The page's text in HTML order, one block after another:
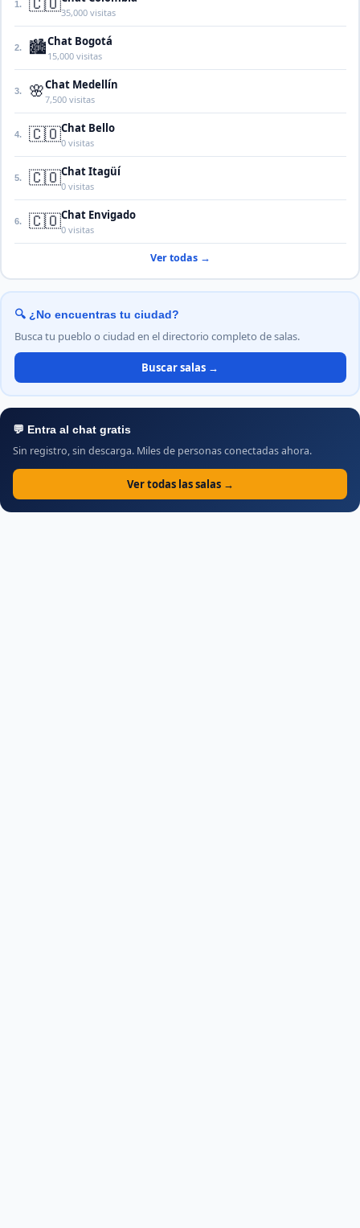
1.
35,000 visitas
2. 🏙️Chat Bogotá
15,000 visitas
3. 🌸Chat Medellín
7,500 visitas
4. 🇨🇴Chat Bello
0 visitas
5. 🇨🇴Chat Itagüí
0 visitas
6. 🇨🇴Chat Envigado
0 visitas
Ver todas →
🔍 ¿No encuentras tu ciudad?
Busca tu pueblo o ciudad en el directorio completo de salas.
Buscar salas →
💬 Entra al chat gratis
Sin registro, sin descarga. Miles de personas conectadas ahora.
Ver todas las salas →